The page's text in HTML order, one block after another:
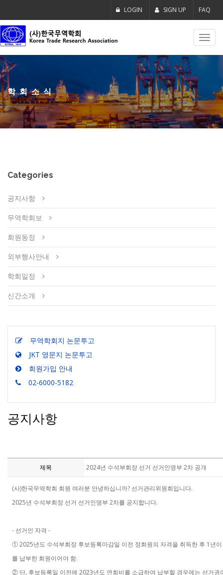
LOGIN SIGN UP FAQ
학회소식
Categories
공지사항
무역학회보
회원동정
외부행사안내
학회일정
신간소개
무역학회지 논문투고
JKT 영문지 논문투고
회원가입 안내
02-6000-5182
공지사항
제목 2024년 수석부회장 선거 선거인명부 2차 공개
(사)한국무역학회 회원 여러분 안녕하십니까? 선거관리위원회입니다.
2025년 수석부회장 선거 선거인명부 2차를 공지합니다.
- 선거인 자격 -
① 2025년도 수석부회장 후보등록마감일 이전 정회원의 자격을 취득한 후 1 년
를 납부한 회원이어야 함.
② 단, 후보등록일 이전에 2023년도 연회비를 소급하여 납부할 경우에는 선거권